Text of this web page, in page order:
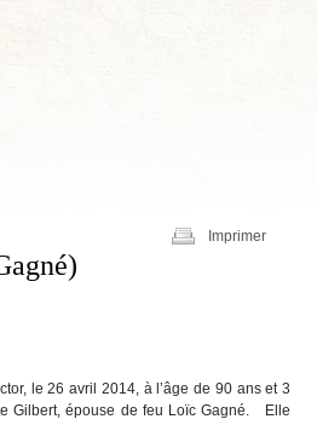
Imprimer
le 26 avril 2014, à l’âge de 90 ans et 3
Gilbert, épouse de feu Loïc Gagné. Elle